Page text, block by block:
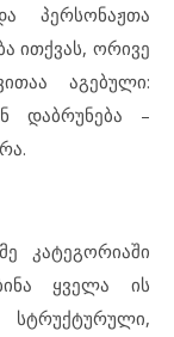
პერსონაჟთა
ითქვას, ორივე
აგებული:
დაბრუნება –
კატეგორიაში
ყველა ის